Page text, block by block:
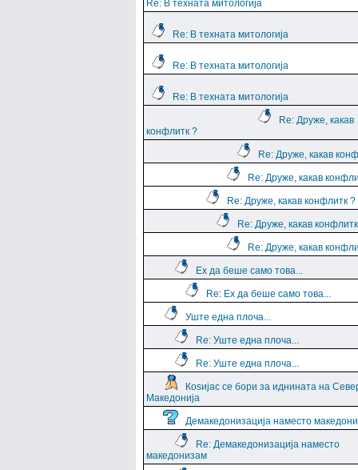
Re: В техната митологија
Re: В техната митологија
Re: В техната митологија
Re: В техната митологија
Re: Друже, какав
конфлитк ?
Re: Друже, какав
Re: Друже, какав
Re: Друже, какав конфлитк ?
Re: Друже, какав
Re: Друже, какав
Ех да беше само това...
Re: Ех да беше само това...
Уште една плоча...
Re: Уште една плоча...
Re: Уште една плоча...
Коѕијас се бори за иднината на
Македонија
Демакедонизација наместо
Re: Демакедонизација наместо
македонизам